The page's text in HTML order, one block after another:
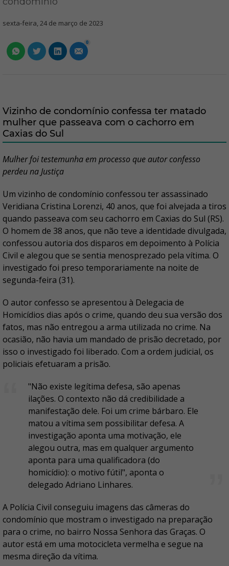
sexta-feira, 24 de março de 2023
0
Vizinho de condomínio confessa ter matado
mulher que passeava com o cachorro em
Caxias do Sul
Mulher foi testemunha em processo que autor confesso
perdeu na Justiça
Um vizinho de condomínio confessou ter assassinado
Veridiana Cristina Lorenzi, 40 anos, que foi alvejada a tiros
quando passeava com seu cachorro em Caxias do Sul (RS).
O homem de 38 anos, que não teve a identidade divulgada,
confessou autoria dos disparos em depoimento à Polícia
Civil e alegou que se sentia menosprezado pela vítima. O
investigado foi preso temporariamente na noite de
segunda-feira (31).
O autor confesso se apresentou à Delegacia de
Homicídios dias após o crime, quando deu sua versão dos
fatos, mas não entregou a arma utilizada no crime. Na
ocasião, não havia um mandado de prisão decretado, por
isso o investigado foi liberado. Com a ordem judicial, os
policiais efetuaram a prisão.
"Não existe legítima defesa, são apenas
ilações. O contexto não dá credibilidade a
manifestação dele. Foi um crime bárbaro. Ele
matou a vítima sem possibilitar defesa. A
investigação aponta uma motivação, ele
alegou outra, mas em qualquer argumento
aponta para uma qualificadora (do
homicídio): o motivo fútil", aponta o
delegado Adriano Linhares.
A Polícia Civil conseguiu imagens das câmeras do
condomínio que mostram o investigado na preparação
para o crime, no bairro Nossa Senhora das Graças. O
autor está em uma motocicleta vermelha e segue na
mesma direção da vítima.